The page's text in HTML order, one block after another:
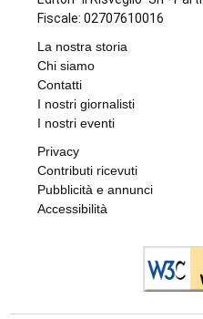
autorizzazione scritta,
633/1941).
Editori "Il Risveglio" Srl -
Fiscale: 02707610016
La nostra storia
Chi siamo
Contatti
I nostri giornalisti
I nostri eventi
Privacy
Pubblicità e annunci